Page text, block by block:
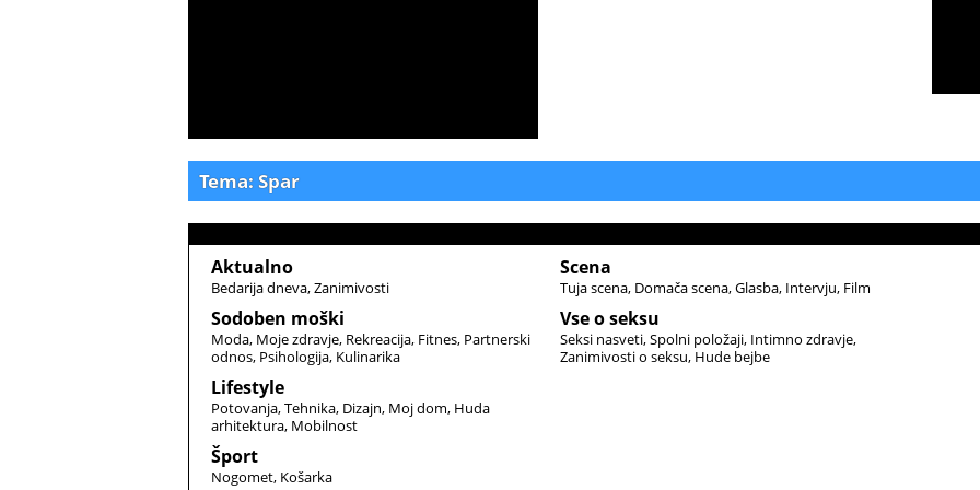
Tema: Spar
Aktualno
Bedarija dneva Zanimivosti
Sodoben moški
Moda Moje zdravje Rekreacija Fitnes Partnerski
odnos Psihologija Kulinarika
Lifestyle
Potovanja Tehnika Dizajn Moj dom Huda
arhitektura Mobilnost
Šport
Nogomet Košarka
Scena
Tuja scena Domača scena Glasba Intervju Film
Vse o seksu
Seksi nasveti Spolni položaji Intimno zdravje
Zanimivosti o seksu Hude bejbe